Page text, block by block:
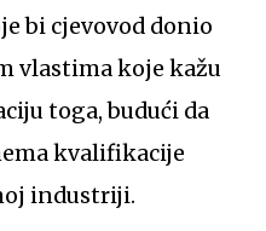
bi cjevovod donio
vlastima koje kažu
toga, budući da
kvalifikacije
industriji.